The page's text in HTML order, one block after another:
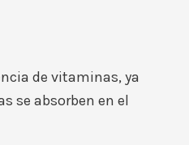
de vitaminas, ya
se absorben en el